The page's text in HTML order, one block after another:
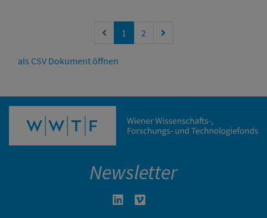
Vorherige Seite
1 2 Nächste Seite
als CSV Dokument öffnen
Newsletter
Linkedin in neuem Fenster öffnen